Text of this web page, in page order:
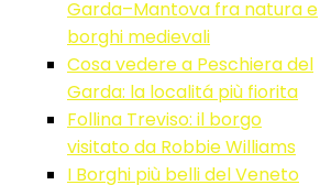
Garda–Mantova fra natura e
borghi medievali
Cosa vedere a Peschiera del
Garda: la localitá più fiorita
Follina Treviso: il borgo
visitato da Robbie Williams
I Borghi più belli del Veneto